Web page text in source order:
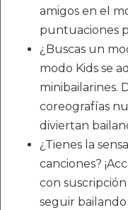
amigos en el
puntuaciones
¿Buscas un
modo Kids se
minibailarines.
coreografías
diviertan
¿Tienes la
canciones?
con
seguir